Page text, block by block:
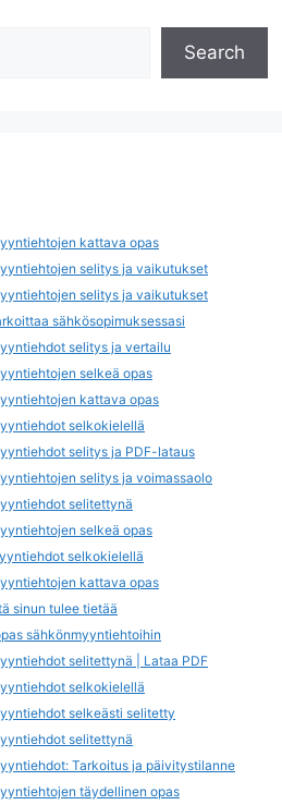
Search
kattava opas
selitys ja vaikutukset
selitys ja vaikutukset
sähkösopimuksessasi
selitys ja vertailu
selkeä opas
kattava opas
selkokielellä
selitys ja PDF-lataus
selitys ja voimassaolo
selitettynä
selkeä opas
selkokielellä
kattava opas
sinun tulee tietää
sähkönmyyntiehtoihin
selitettynä | Lataa PDF
selkokielellä
selkeästi selitetty
selitettynä
Tarkoitus ja päivitystilanne
täydellinen opas